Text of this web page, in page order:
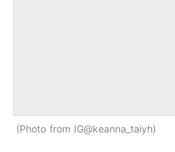
Photo from IG@keanna_taiyh